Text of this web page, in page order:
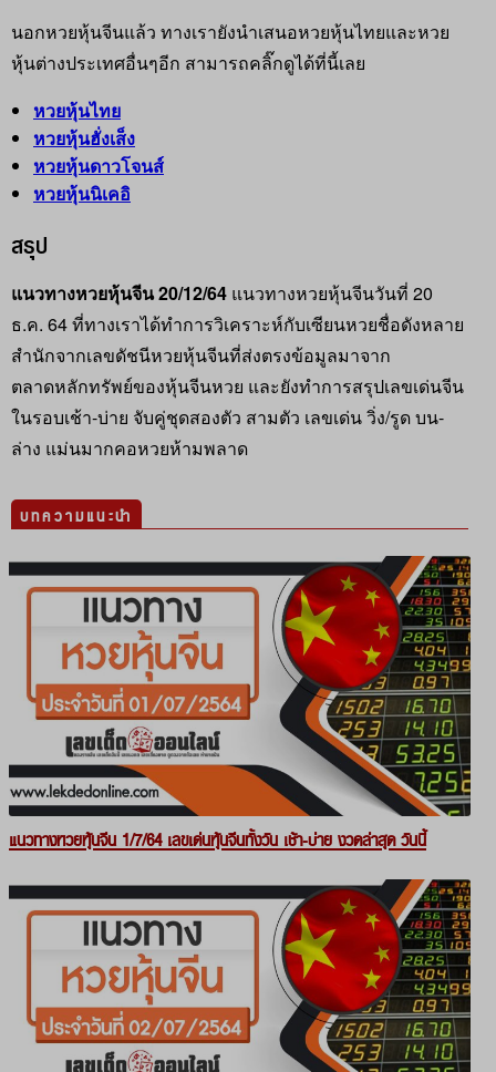
นอกหวยหุ้นจีนแล้ว ทางเรายังนำเสนอหวยหุ้นไทยและหวย
หุ้นต่างประเทศอื่นๆอีก สามารถคลิ๊กดูได้ที่นี้เลย
หวยหุ้นไทย
หวยหุ้นฮั่งเส็ง
หวยหุ้นดาวโจนส์
หวยหุ้นนิเคอิ
สรุป
แนวทางหวยหุ้นจีน 20/12/64 แนวทางหวยหุ้นจีนวันที่ 20
ธ.ค. 64 ที่ทางเราได้ทำการวิเคราะห์กับเซียนหวยชื่อดังหลาย
สำนักจากเลขดัชนีหวยหุ้นจีนที่ส่งตรงข้อมูลมาจาก
ตลาดหลักทรัพย์ของหุ้นจีนหวย และยังทำการสรุปเลขเด่นจีน
ในรอบเช้า-บ่าย จับคู่ชุดสองตัว สามตัว เลขเด่น วิ่ง/รูด บน-
ล่าง แม่นมากคอหวยห้ามพลาด
บทความแนะนำ
แนวทางหวยหุ้นจีน 1/7/64 เลขเด่นหุ้นจีนทั้งวัน เช้า-บ่าย งวดล่าสุด วันนี้